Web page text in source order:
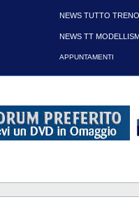
NEWS TUTTO
NEWS TT
APPUNTAMENTI